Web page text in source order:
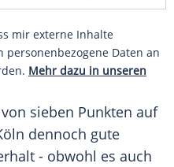
mir externe Inhalte
Daten an
Mehr dazu in unseren
sieben Punkten auf
dennoch gute
- obwohl es auch